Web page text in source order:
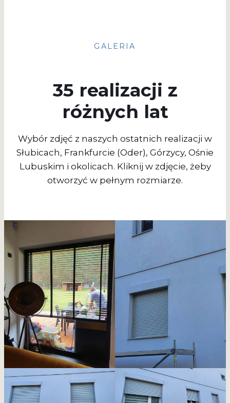
GALERIA
35 realizacji z
różnych lat
Wybór zdjęć z naszych ostatnich realizacji w
Słubicach, Frankfurcie (Oder), Górzycy, Ośnie
Lubuskim i okolicach. Kliknij w zdjęcie, żeby
otworzyć w pełnym rozmiarze.